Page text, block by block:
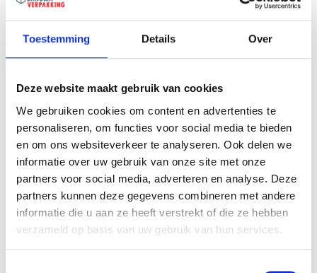
Toestemming Details Over
Deze website maakt gebruik van cookies
We gebruiken cookies om content en advertenties te
personaliseren, om functies voor social media te bieden
en om ons websiteverkeer te analyseren. Ook delen we
informatie over uw gebruik van onze site met onze
partners voor social media, adverteren en analyse. Deze
partners kunnen deze gegevens combineren met andere
informatie die u aan ze heeft verstrekt of die ze hebben
verzameld op basis van uw gebruik van hun services.
Samen op zoek naar een
passende verpakking?
zoeken.
Naam
Bedrijfsnaam
E-
mailadres